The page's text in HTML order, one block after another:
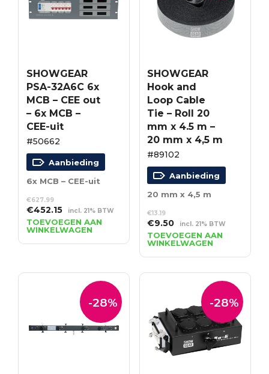
SHOWGEAR
PSA-32A6C 6x
MCB – CEE out
– 6x MCB –
CEE-uit
#50662
Aanbieding
6x MCB – CEE-uit
€627.99
Oorspronkelijke
prijs
was:
€627.99.
€452.15Huidige
prijs
is:
€452.15.
incl. 21% BTW
TOEVOEGEN AAN
WINKELWAGEN
SHOWGEAR
Hook and
Loop Cable
Tie – Roll 20
mm x 4.5 m –
20 mm x 4,5 m
#89102
Aanbieding
20 mm x 4,5 m
€13.19
Oorspronkelijke
prijs
was:
€13.19.
€9.50Huidige
prijs
is:
€9.50.
incl. 21% BTW
TOEVOEGEN AAN
WINKELWAGEN
-28% -28%